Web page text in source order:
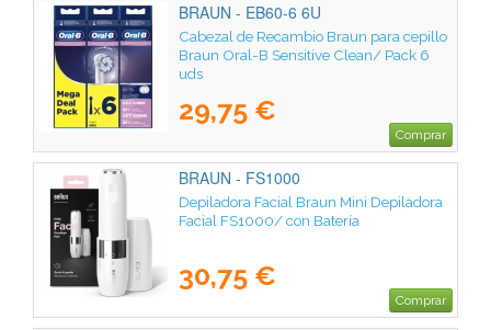
BRAUN - EB60-6 6U
Cabezal de Recambio Braun para cepillo
Braun Oral-B Sensitive Clean/ Pack 6
uds
29,75 €
Comprar
BRAUN - FS1000
Depiladora Facial Braun Mini Depiladora
Facial FS1000/ con Batería
30,75 €
Comprar